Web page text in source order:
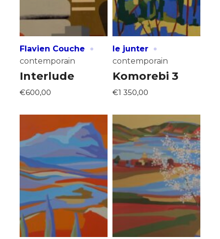
Statut / Organisation
J'accepte les termes et conditions
* Champ obligatoire
Prénom
Statut / Organisation
termes et conditions
* Champ obligatoire
Flavien Couche ·
contemporain
Interlude
€600,00
le junter ·
contemporain
Komorebi 3
€1 350,00